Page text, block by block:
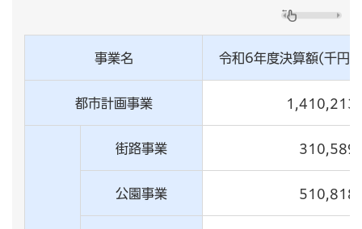
事業名 令和6年度決算額(千円)
都市計画事業 1,410,213
街路事業 310,589
公園事業 510,818